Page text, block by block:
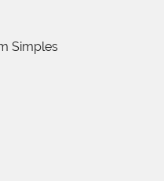
Simples